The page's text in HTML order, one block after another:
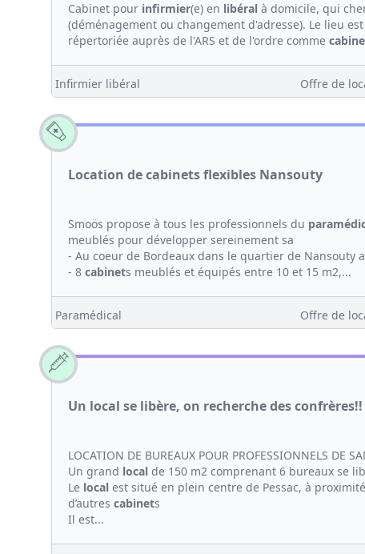
Cabinet pour infirmier(e) en libéral à domicile, qui
(déménagement ou changement d'adresse). Le lieu
répertoriée auprès de l'ARS et de l'ordre comme
Infirmier libéral Offre de
Location de cabinets flexibles Nansouty
Smoös propose à tous les professionnels du
meublés pour développer sereinement sa
- Au coeur de Bordeaux dans le quartier de Nansouty
- 8 cabinets meublés et équipés entre 10 et 15 m2,...
Paramédical Offre de
Un local se libère, on recherche des confrères!!
LOCATION DE BUREAUX POUR PROFESSIONNELS DE
Un grand local de 150 m2 comprenant 6 bureaux se
Le local est situé en plein centre de Pessac, à
d’autres cabinets
Il est...